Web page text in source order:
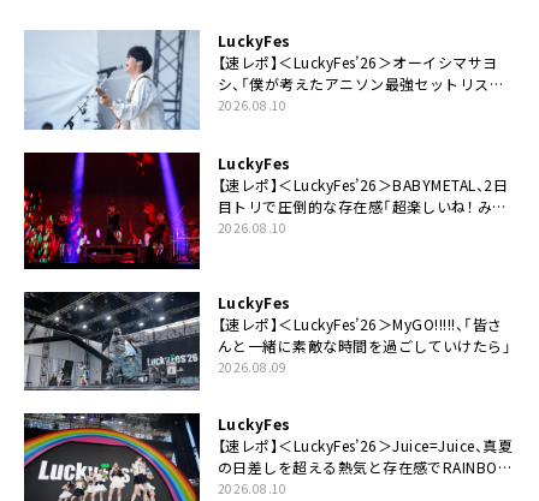
LuckyFes
【速レポ】＜LuckyFes’26＞オーイシマサヨ
シ、「僕が考えたアニソン最強セットリスト
で臨みます！」
2026.08.10
LuckyFes
【速レポ】＜LuckyFes’26＞BABYMETAL、2日
目トリで圧倒的な存在感「超楽しいね！ みん
なありがとう！」
2026.08.10
LuckyFes
【速レポ】＜LuckyFes’26＞MyGO!!!!!、「皆さ
んと一緒に素敵な時間を過ごしていけたら」
2026.08.09
LuckyFes
【速レポ】＜LuckyFes’26＞Juice=Juice、真夏
の日差しを超える熱気と存在感でRAINBOW
STAGE席巻
2026.08.10